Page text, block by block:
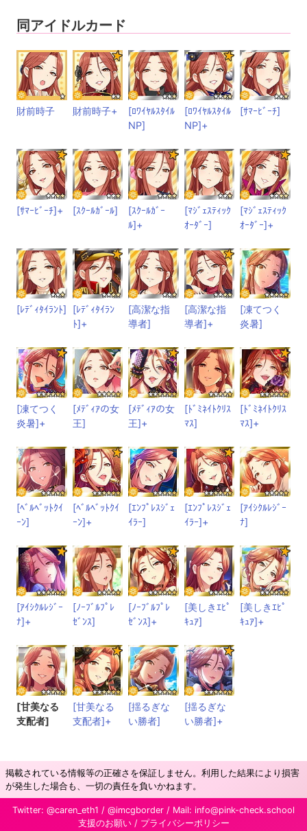
同アイドルカード
財前時子 財前時子+
[ﾛﾜｲﾔﾙｽﾀｲﾙ
NP]
[ﾛﾜｲﾔﾙｽﾀｲﾙ
NP]+
[ｻﾏｰﾋﾞｰﾁ]
[ｻﾏｰﾋﾞｰﾁ]+ [ｽｸｰﾙｶﾞｰﾙ]
[ｽｸｰﾙｶﾞｰ
ﾙ]+
[ﾏｼﾞｪｽﾃｨｯｸ
ｵｰﾀﾞｰ]
[ﾏｼﾞｪｽﾃｨｯｸ
ｵｰﾀﾞｰ]+
[ﾚﾃﾞｨﾀｲﾗﾝﾄ]
[ﾚﾃﾞｨﾀｲﾗﾝ
ﾄ]+
[高潔な指
導者]
[高潔な指
導者]+
[凍てつく
炎暑]
[凍てつく
炎暑]+
[ﾒﾃﾞｨｱの女
王]
[ﾒﾃﾞｨｱの女
王]+
[ﾄﾞﾐﾈｲﾄｸﾘｽ
ﾏｽ]
[ﾄﾞﾐﾈｲﾄｸﾘｽ
ﾏｽ]+
[ﾍﾞﾙﾍﾞｯﾄｸｲ
ｰﾝ]
[ﾍﾞﾙﾍﾞｯﾄｸｲ
ｰﾝ]+
[ｴﾝﾌﾟﾚｽｼﾞｪ
ｲﾗｰ]
[ｴﾝﾌﾟﾚｽｼﾞｪ
ｲﾗｰ]+
[ｱｲｼｸﾙﾚｼﾞｰ
ﾅ]
[ｱｲｼｸﾙﾚｼﾞｰ
ﾅ]+
[ﾉｰﾌﾞﾙﾌﾟﾚ
ｾﾞﾝｽ]
[ﾉｰﾌﾞﾙﾌﾟﾚ
ｾﾞﾝｽ]+
[美しきｴﾋﾟ
ｷｭｱ]
[美しきｴﾋﾟ
ｷｭｱ]+
[甘美なる
支配者]
[甘美なる
支配者]+
[揺るぎな
い勝者]
[揺るぎな
い勝者]+
掲載されている情報等の正確さを保証しません。利用した結果により損害
が発生した場合も、一切の責任を負いかねます。
Twitter: @caren_eth1 / @imcgborder / Mail: info@pink-check.school
支援のお願い/ プライバシーポリシー